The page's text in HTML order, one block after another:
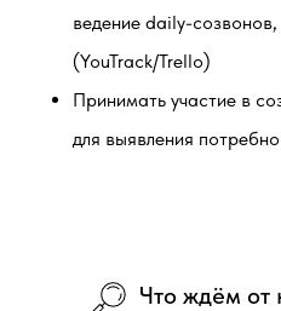
ведение daily-
(YouTrack/Trello)
Принимать участие в
для выявления
Что ждём от